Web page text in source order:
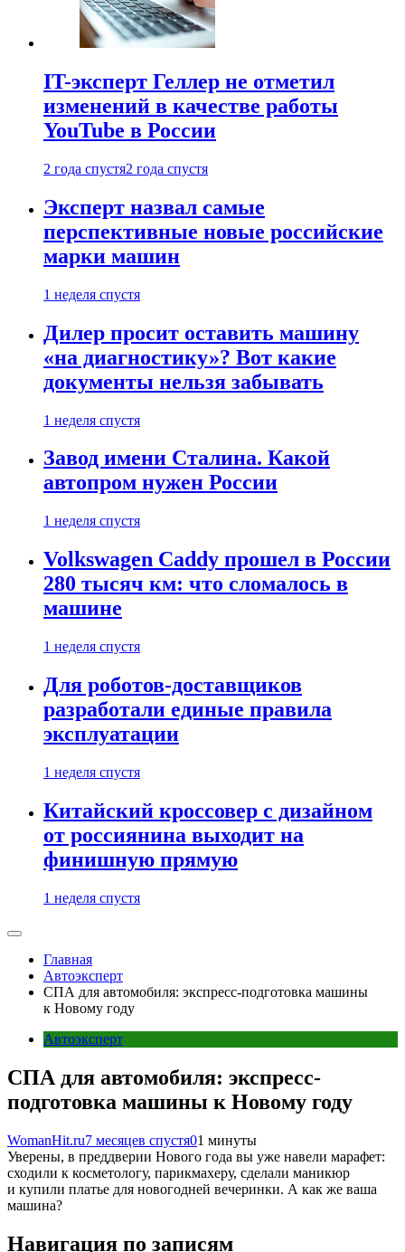
IT-эксперт Геллер не отметил
изменений в качестве работы
YouTube в России
2 года спустя2 года спустя
Эксперт назвал самые
перспективные новые российские
марки машин
1 неделя спустя
Дилер просит оставить машину
«на диагностику»? Вот какие
документы нельзя забывать
1 неделя спустя
Завод имени Сталина. Какой
автопром нужен России
1 неделя спустя
Volkswagen Caddy прошел в России
280 тысяч км: что сломалось в
машине
1 неделя спустя
Для роботов-доставщиков
разработали единые правила
эксплуатации
1 неделя спустя
Китайский кроссовер с дизайном
от россиянина выходит на
финишную прямую
1 неделя спустя
Главная
Автоэксперт
СПА для автомобиля: экспресс-подготовка машины
к Новому году
Автоэксперт
СПА для автомобиля: экспресс-
подготовка машины к Новому году
WomanHit.ru7 месяцев спустя01 минуты
Уверены, в преддверии Нового года вы уже навели марафет:
сходили к косметологу, парикмахеру, сделали маникюр
и купили платье для новогодней вечеринки. А как же ваша
машина?
Навигация по записям